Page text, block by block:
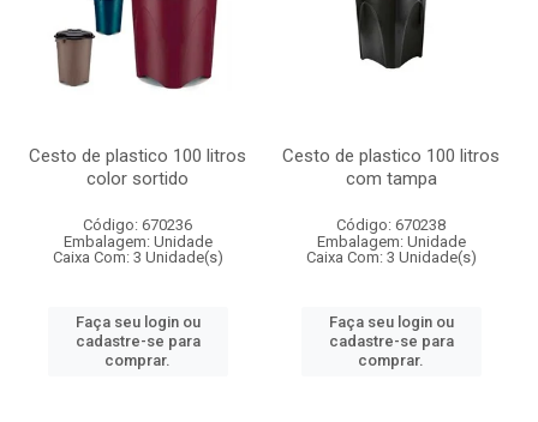
Cesto de plastico 100 litros
color sortido
Código: 670236
Embalagem: Unidade
Caixa Com: 3 Unidade(s)
Faça seu login ou
cadastre-se para
comprar.
Cesto de plastico 100 litros
com tampa
Código: 670238
Embalagem: Unidade
Caixa Com: 3 Unidade(s)
Faça seu login ou
cadastre-se para
comprar.